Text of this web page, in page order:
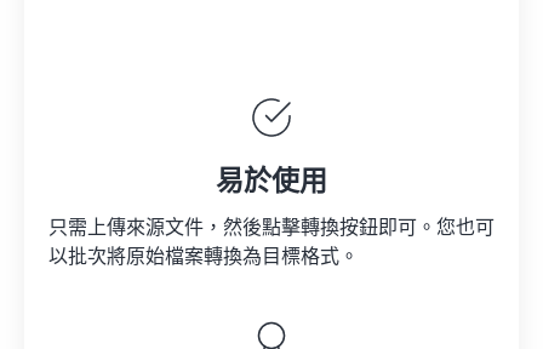
易於使用
只需上傳來源文件，然後點擊轉換按鈕即可。您也可
以批次將原始檔案轉換為目標格式。